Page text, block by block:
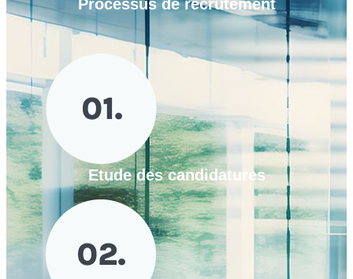
Processus derecrutement
Etude des candidatures